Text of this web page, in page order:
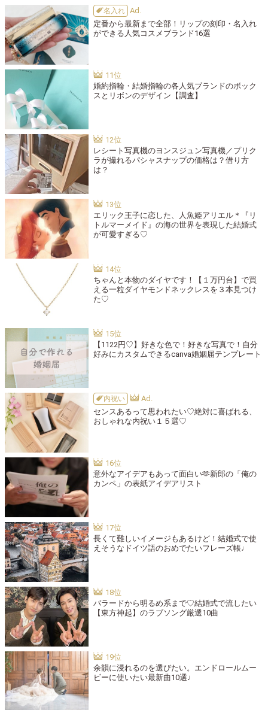
名入れ
定番から最新まで全部！リップの刻印・名入れ
ができる人気コスメブランド16選
婚約指輪・結婚指輪の各人気ブランドのボック
スとリボンのデザイン【調査】
レシート写真機のヨンスジュン写真機／プリク
ラが撮れるパシャスナップの価格は？借り方
は？
エリック王子に恋した、人魚姫アリエル＊『リ
トルマーメイド』の海の世界を表現した結婚式
が可愛すぎる♡
ちゃんと本物のダイヤです！【１万円台】で買
える一粒ダイヤモンドネックレスを３本見つけ
た♡
【1122円♡】好きな色で！好きな写真で！自分
好みにカスタムできるcanva婚姻届テンプレート
内祝い
センスあるって思われたい♡絶対に喜ばれる、
おしゃれな内祝い１５選♡
意外なアイデアもあって面白い🫶新郎の「俺の
カンペ」の表紙アイデアリスト
長くて難しいイメージもあるけど！結婚式で使
えそうなドイツ語のおめでたいフレーズ帳♩
バラードから明るめ系まで♡結婚式で流したい
【東方神起】のラブソング厳選10曲
余韻に浸れるのを選びたい。エンドロールムー
ビーに使いたい最新曲10選♩